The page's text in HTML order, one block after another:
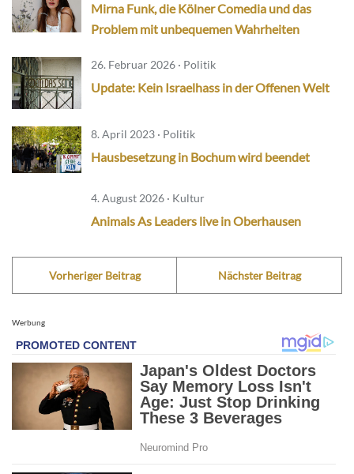
Mirna Funk, die Kölner Comedia und das
Problem mit unbequemen Wahrheiten
26. Februar 2026 · Politik
Update: Kein Israelhass in der Offenen Welt
8. April 2023 · Politik
Hausbesetzung in Bochum wird beendet
4. August 2026 · Kultur
Animals As Leaders live in Oberhausen
Vorheriger Beitrag Nächster Beitrag
Werbung